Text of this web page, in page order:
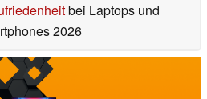
bei Laptops und
2026